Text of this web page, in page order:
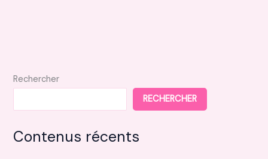
Rechercher
RECHERCHER
Contenus récents